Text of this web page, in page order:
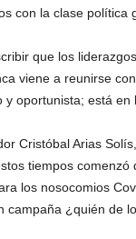
con la clase política
que los
viene a reunirse
y oportunista; está
Cristóbal Arias
tiempos
los nosocomios
campaña ¿quién de